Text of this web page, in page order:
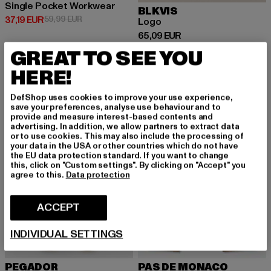
Single Pocket Workwear
37,19 EUR
Ajankohtainen hinta: 37,19 EUR
59,99 EURKampanjahinta: 59,99 EUR
BLKVIS
Logo
65,09 EUR
Ajankohtainen hinta: 65,09 EUR
PEGADOR PAS DE MONACO
GREAT TO SEE YOU
HERE!
DefShop uses cookies to improve your use experience,
save your preferences, analyse use behaviour and to
provide and measure interest-based contents and
advertising. In addition, we allow partners to extract data
or to use cookies. This may also include the processing of
your data in the USA or other countries which do not have
the EU data protection standard. If you want to change
this, click on "Custom settings". By clicking on "Accept" you
agree to this. Data protection
ACCEPT
INDIVIDUAL SETTINGS